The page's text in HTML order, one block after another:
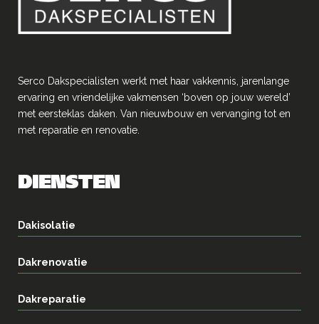
Serco Dakspecialisten werkt met haar vakkennis, jarenlange
ervaring en vriendelĳke vakmensen ‘boven op jouw wereld’
met eersteklas daken. Van nieuwbouw en vervanging tot en
met reparatie en renovatie.
DIENSTEN
Dakisolatie
Dakrenovatie
Dakreparatie